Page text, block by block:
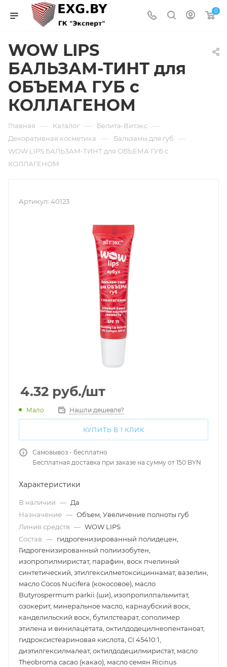
0
WOW LIPS
БАЛЬЗАМ-ТИНТ для
ОБЪЕМА ГУБ с
КОЛЛАГЕНОМ
Главная — Каталог — Белита-Витэкс —
Декоративная косметика — Бальзамы для губ —
WOW LIPS БАЛЬЗАМ-ТИНТ для ОБЪЕМА ГУБ с
КОЛЛАГЕНОМ
Артикул: 40123
4.32 руб./шт
Мало Нашли дешевле?
КУПИТЬ В 1 КЛИК
Самовывоз - бесплатно
Бесплатная доставка при заказе на сумму от 150 BYN
Характеристики
В наличии — Да
Назначение — Объем, Увеличение полноты губ
Линия средств — WOW LIPS
Состав — гидрогенизированный полидецен,
Гидрогенизированный полиизобутен,
изопропилмиристат, парафин, воск пчелиный
синтетический, этилгексилметоксициннамат, вазелин,
масло Cocos Nucifera (кокосовое), масло
Butyrospermum parkii (ши), изопропилпальмитат,
озокерит, минеральное масло, карнаубский воск,
канделильский воск, бутилстеарат, сополимер
этилена и винилацетата, октилдодецилнеопентаноат,
гидроксистеариновая кислота, CI 45410:1,
диэтилгексилмалеат, октилдодецилмиристат, масло
Theobroma сacao (какао), масло семян Ricinus